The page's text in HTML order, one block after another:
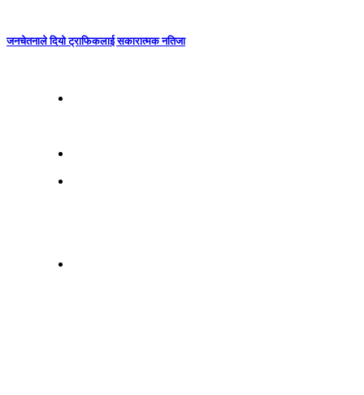
जनचेतनाले दियो ट्राफिकलाई सकारात्मक नतिजा